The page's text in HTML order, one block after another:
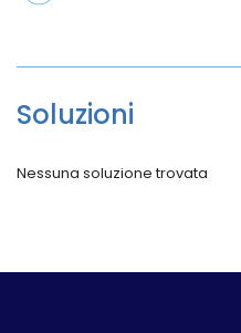
Soluzioni
Nessuna soluzione trovata